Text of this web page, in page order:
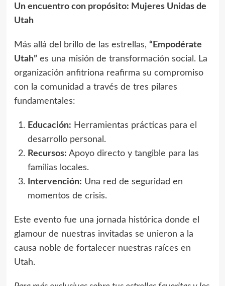
Un encuentro con propósito: Mujeres Unidas de
Utah
Más allá del brillo de las estrellas, “Empodérate
Utah”es una misión de transformación social. La
organización anfitriona reafirma su compromiso
con la comunidad a través de tres pilares
fundamentales:
Educación: Herramientas prácticas para el
desarrollo personal.
Recursos: Apoyo directo y tangible para las
familias locales.
Intervención: Una red de seguridad en
momentos de crisis.
Este evento fue una jornada histórica donde el
glamour de nuestras invitadas se unieron a la
causa noble de fortalecer nuestras raíces en
Utah.